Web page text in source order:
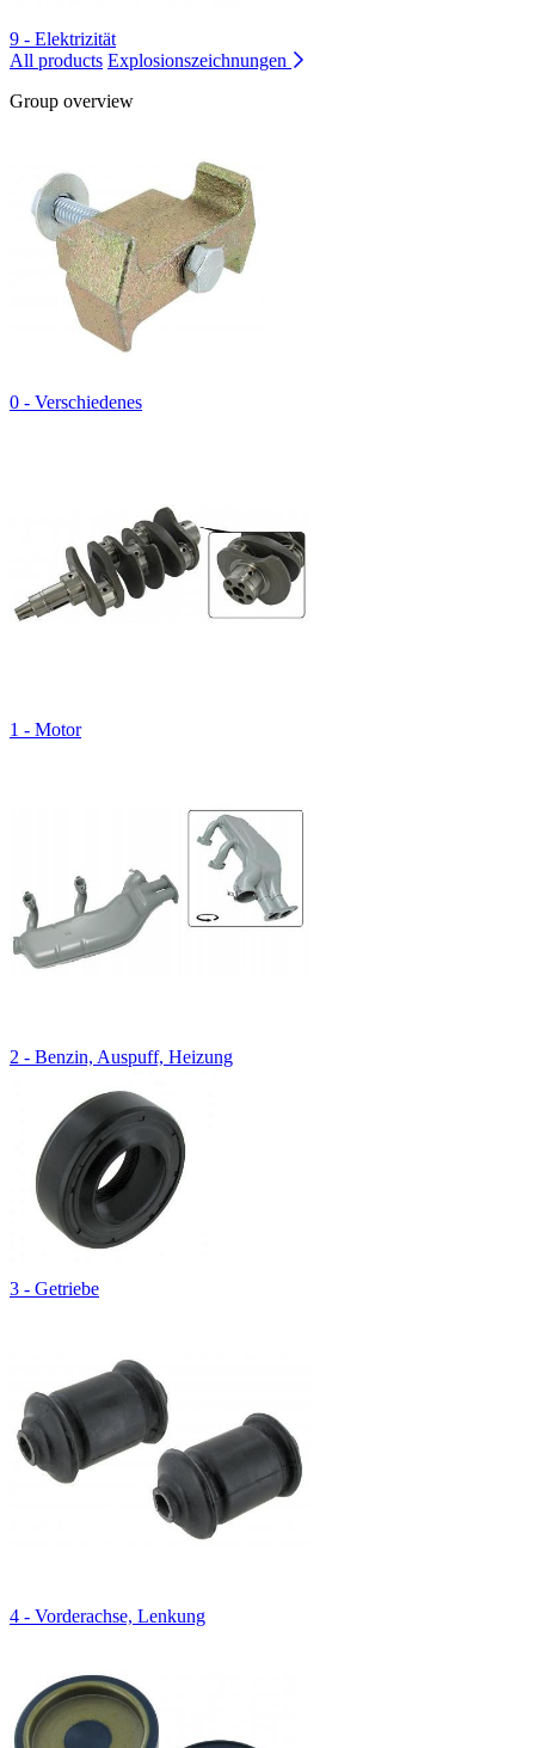
9 - Elektrizität
All products Explosionszeichnungen
Group overview
0 - Verschiedenes
1 - Motor
2 - Benzin, Auspuff, Heizung
3 - Getriebe
4 - Vorderachse, Lenkung